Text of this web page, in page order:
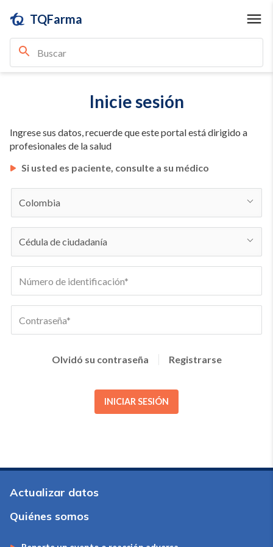
TQFarma
Inicie sesión
Ingrese sus datos, recuerde que este portal está dirigido a
profesionales de la salud
Si usted es paciente, consulte a su médico
Olvidó su contraseña Registrarse
INICIAR SESIÓN
Actualizar datos
Quiénes somos